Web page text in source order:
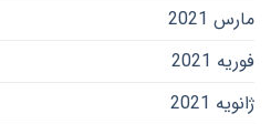
مارس 2021
فوریه 2021
ژانویه 2021